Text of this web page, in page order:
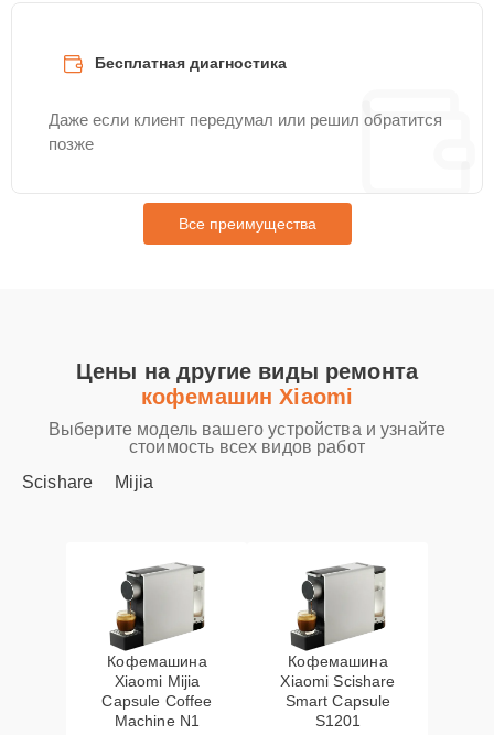
Бесплатная диагностика
Даже если клиент передумал или решил обратится
позже
Все преимущества
Цены на другие виды ремонта
кофемашин Xiaomi
Выберите модель вашего устройства и узнайте
стоимость всех видов работ
Scishare
Mijia
Кофемашина
Xiaomi Mijia
Capsule Coffee
Machine N1
Кофемашина
Xiaomi Scishare
Smart Capsule
S1201